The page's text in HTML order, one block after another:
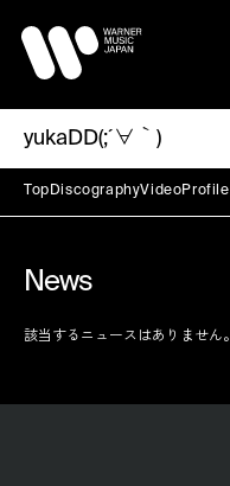
yukaDD(;´∀｀)
Top DiscographyVideoProfile
News
該当するニュースはありません。